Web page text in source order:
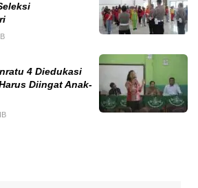
4 Diedukasi
Diingat Anak-